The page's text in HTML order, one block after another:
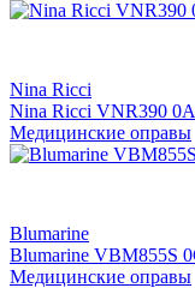
Nina Ricci
Nina Ricci VNR390
Медицинские оправы
Blumarine
Blumarine VBM855S
Медицинские оправы